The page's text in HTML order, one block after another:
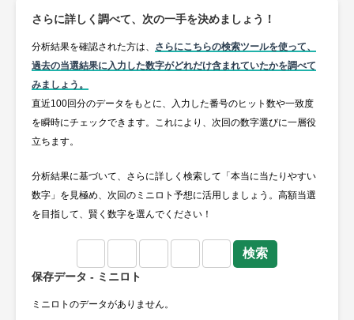
さらに詳しく調べて、次の一手を決めましょう！
分析結果を確認された方は、 さらにこちらの検索ツールを使って、
過去の当選結果に入力した数字がどれだけ含まれていたかを調べて
みましょう。
直近100回分のデータをもとに、入力した番号のヒット数や一致度
を瞬時にチェックできます。これにより、次回の数字選びに一層役
立ちます。
分析結果に基づいて、さらに詳しく検索して「本当に当たりやすい
数字」を見極め、次回のミニロト予想に活用しましょう。高額当選
を目指して、賢く数字を選んでください！
保存データ - ミニロト
ミニロトのデータがありません。